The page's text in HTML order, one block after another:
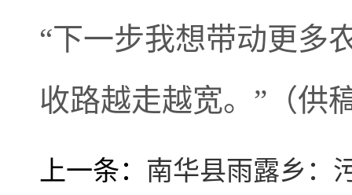
“下一步我想带动更多
收路越走越宽。”（供
上一条： 南华县雨露乡：